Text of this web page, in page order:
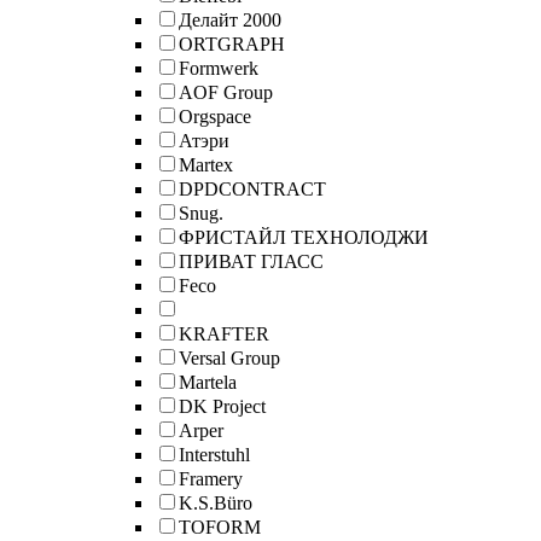
Делайт 2000
ORTGRAPH
Formwerk
AOF Group
Orgspace
Атэри
Martex
DPDCONTRACT
Snug.
ФРИСТАЙЛ ТЕХНОЛОДЖИ
ПРИВАТ ГЛАСС
Feco
KRAFTER
Versal Group
Martela
DK Project
Arper
Interstuhl
Framery
K.S.Büro
TOFORM